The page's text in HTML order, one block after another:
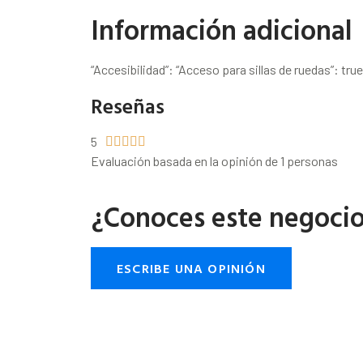
Información adicional
“Accesibilidad”: “Acceso para sillas de ruedas”:
Reseñas
5     
Evaluación basada en la opinión de 1 personas
¿Conoces este
ESCRIBE UNA OPINIÓN